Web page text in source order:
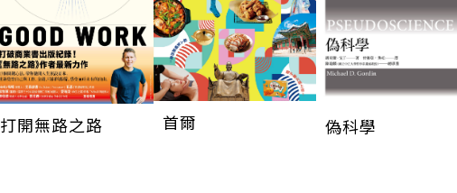
打開無路之路 首爾 偽科學